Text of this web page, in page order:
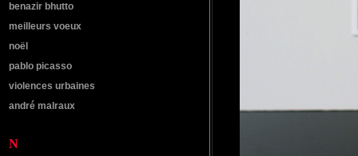
benazir bhutto
meilleurs voeux
noël
pablo picasso
violences urbaines
andré malraux
N